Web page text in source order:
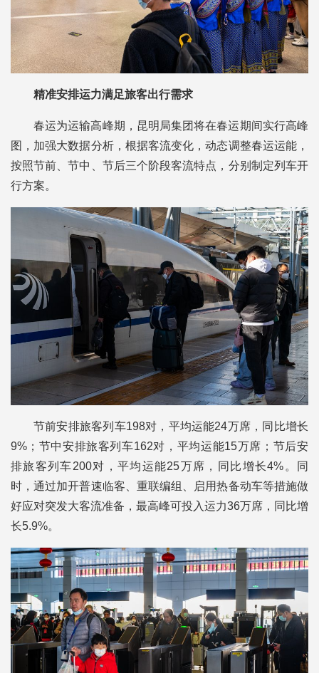
精准安排运力满足旅客出行需求
春运为运输高峰期，昆明局集团将在春运期间实行高峰
图，加强大数据分析，根据客流变化，动态调整春运运能，
按照节前、节中、节后三个阶段客流特点，分别制定列车开
行方案。
节前安排旅客列车198对，平均运能24万席，同比增长
9%；节中安排旅客列车162对，平均运能15万席；节后安
排旅客列车200对，平均运能25万席，同比增长4%。同
时，通过加开普速临客、重联编组、启用热备动车等措施做
好应对突发大客流准备，最高峰可投入运力36万席，同比增
长5.9%。